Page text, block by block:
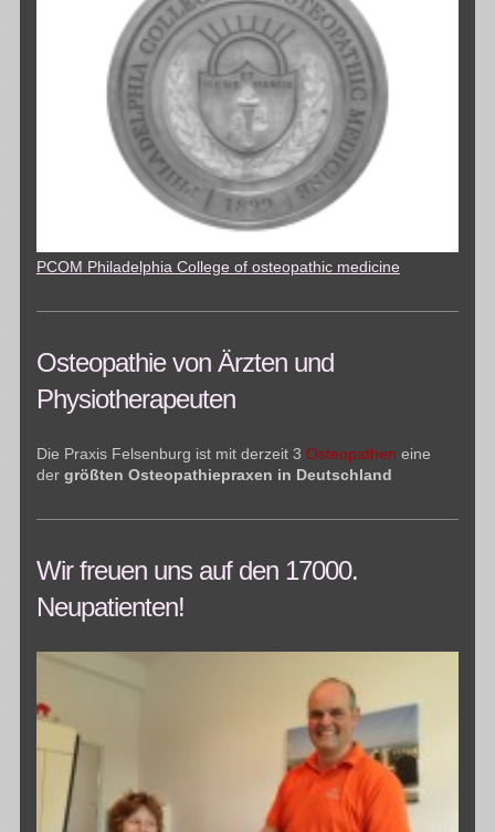
PCOM Philadelphia College of osteopathic medicine
Osteopathie von Ärzten und
Physiotherapeuten
Die Praxis Felsenburg ist mit derzeit 3 Osteopathen eine
der größten Osteopathiepraxen in Deutschland
Wir freuen uns auf den 17000.
Neupatienten!